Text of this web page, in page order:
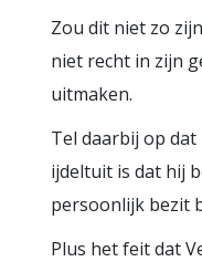
Zou dit niet zo
niet recht in zijn
uitmaken.
Tel daarbij op dat
ijdeltuit is dat hij
persoonlijk bezit
Plus het feit dat